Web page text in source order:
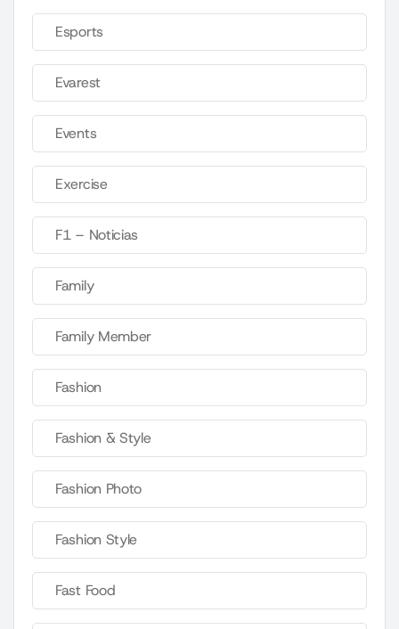
Esports
Evarest
Events
Exercise
F1 – Noticias
Family
Family Member
Fashion
Fashion & Style
Fashion Photo
Fashion Style
Fast Food